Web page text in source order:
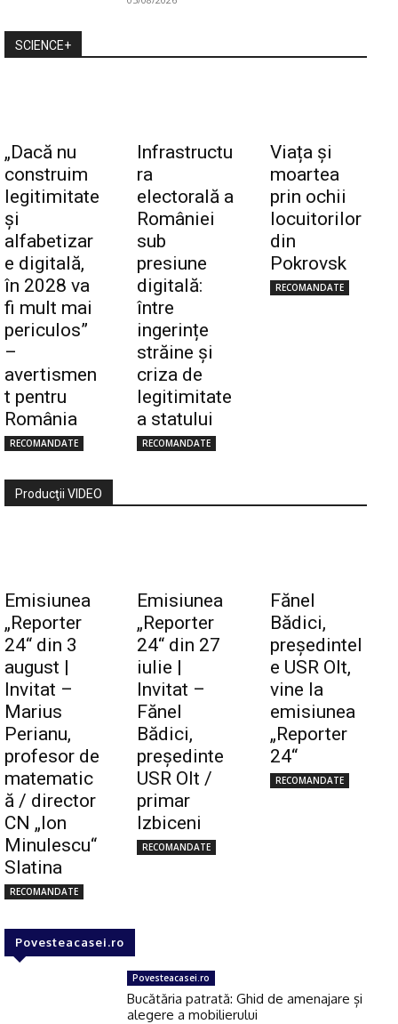
SCIENCE+
„Dacă nu
construim
legitimitate
și
alfabetizar
e digitală,
în 2028 va
fi mult mai
periculos”
–
avertismen
t pentru
România
RECOMANDATE
Infrastructu
ra
electorală a
României
sub
presiune
digitală:
între
ingerințe
străine și
criza de
legitimitate
a statului
RECOMANDATE
Viața și
moartea
prin ochii
locuitorilor
din
Pokrovsk
RECOMANDATE
Producţii VIDEO
Emisiunea
„Reporter
24“ din 3
august |
Invitat –
Marius
Perianu,
profesor de
matematic
ă / director
CN „Ion
Minulescu“
Slatina
RECOMANDATE
Emisiunea
„Reporter
24“ din 27
iulie |
Invitat –
Fănel
Bădici,
preşedinte
USR Olt /
primar
Izbiceni
RECOMANDATE
Fănel
Bădici,
preşedintel
e USR Olt,
vine la
emisiunea
„Reporter
24“
RECOMANDATE
Povesteacasei.ro
Povesteacasei.ro
Bucătăria patrată: Ghid de amenajare și
alegere a mobilierului